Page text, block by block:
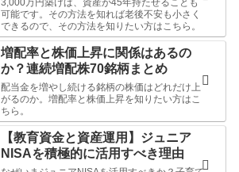
可能です。その方法を知れば老後不安も小さく
できるので、その方法を知りたい方はこちら。
増配率と株価上昇に関係はあるの
か？連続増配株70銘柄まとめ
配当金を増やし続ける銘柄の株価はどれだけ上
がるのか。増配率と株価上昇を知りたい方はこ
ちら。
【教育資金と資産運用】ジュニア
NISAを積極的に活用すべき理由